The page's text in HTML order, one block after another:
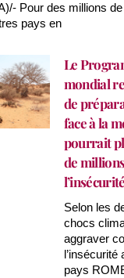
Pour des millions
pays en
Le
mondial
de
face à la
pourrait
de
Selon les
chocs
aggraver
l’insécurité
pays